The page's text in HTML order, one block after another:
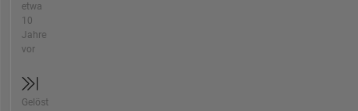
etwa
10
Jahre
vor
Gelöst